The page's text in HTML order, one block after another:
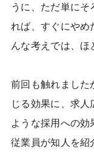
うに、ただ単に
れば、すぐにやめ
んな考えでは、ほ
前回も触れました
じる効果に、求
ような採用への効
従業員が知人を紹